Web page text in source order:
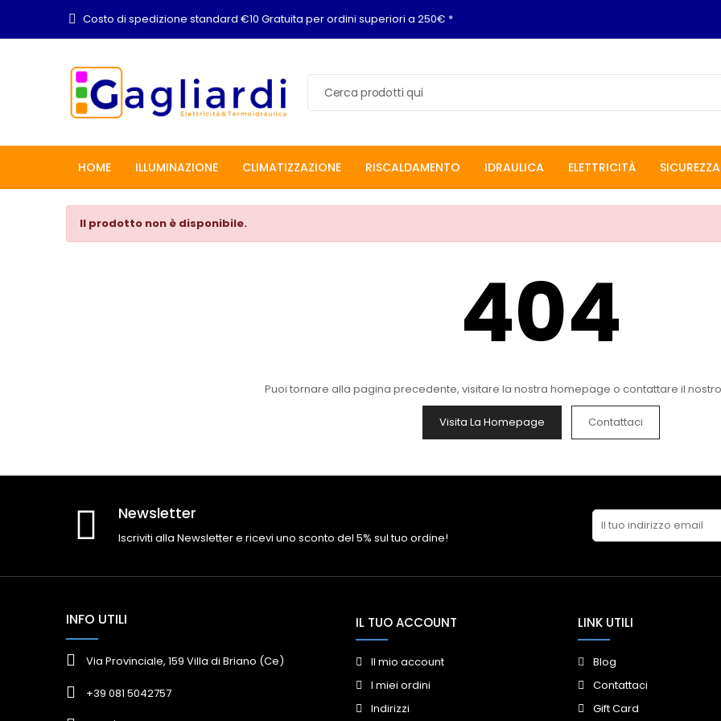
Costo di spedizione standard €10 Gratuita per ordini superiori a 250€ *
HOME ILLUMINAZIONE CLIMATIZZAZIONE RISCALDAMENTO IDRAULICA ELETTRICITÀ SICUREZZA
Il prodotto non è disponibile.
404
Puoi tornare alla pagina precedente, visitare la nostra homepage o contattare il
Visita La Homepage Contattaci
Newsletter
Iscriviti alla Newsletter e ricevi uno sconto del 5% sul tuo ordine!
INFO UTILI
Via Provinciale, 159 Villa di Briano (Ce)
+39 081 5042757
IL TUO ACCOUNT
Il mio account
I miei ordini
Indirizzi
LINK UTILI
Blog
Contattaci
Gift Card